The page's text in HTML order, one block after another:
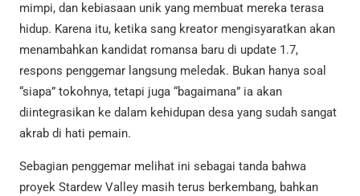
mimpi, dan kebiasaan unik yang membuat mereka terasa
hidup. Karena itu, ketika sang kreator mengisyaratkan akan
menambahkan kandidat romansa baru di update 1.7,
respons penggemar langsung meledak. Bukan hanya soal
“siapa” tokohnya, tetapi juga “bagaimana” ia akan
diintegrasikan ke dalam kehidupan desa yang sudah sangat
akrab di hati pemain.
Sebagian penggemar melihat ini sebagai tanda bahwa
proyek Stardew Valley masih terus berkembang, bahkan